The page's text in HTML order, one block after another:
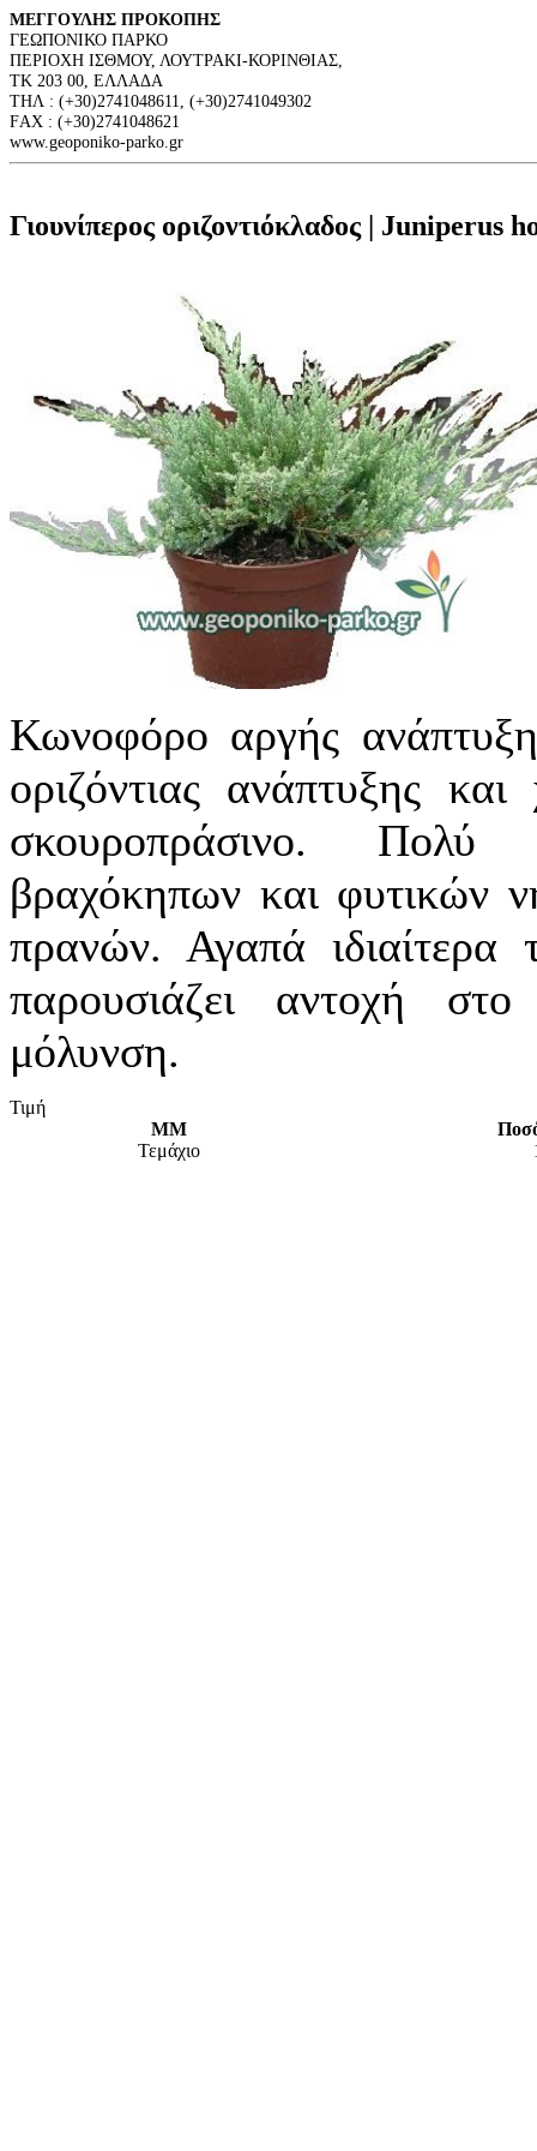
ΜΕΓΓΟΥΛΗΣ ΠΡΟΚΟΠΗΣ
ΓΕΩΠΟΝΙΚΟ ΠΑΡΚΟ
ΠΕΡΙΟΧΗ ΙΣΘΜΟΥ, ΛΟΥΤΡΑΚΙ-ΚΟΡΙΝΘΙΑΣ,
ΤΚ 203 00, ΕΛΛΑΔΑ
ΤΗΛ : (+30)2741048611, (+30)2741049302
FΑΧ : (+30)2741048621
www.geoponiko-parko.gr
Γιουνίπερος οριζοντιόκλαδος | Juniperus
Κωνοφόρο αργής
οριζόντιας ανάπτυξης
σκουροπράσινο. Πολύ
βραχόκηπων και φυτικών
πρανών. Αγαπά
παρουσιάζει αντοχή
μόλυνση.
Τιμή
ΜΜ
Τεμάχιο